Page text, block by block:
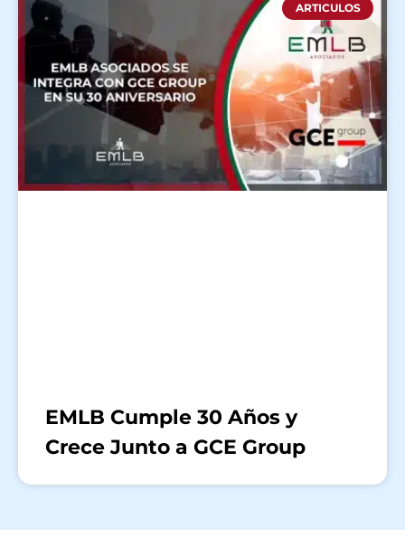
ARTICULOS
EMLB Cumple 30 Años y
Crece Junto a GCE Group